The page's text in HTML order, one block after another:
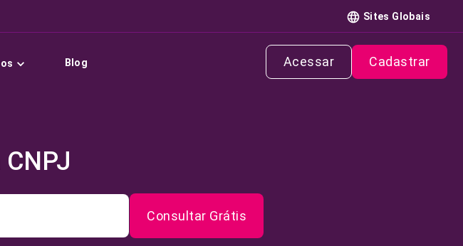
Sites Globais
Blog Acessar Cadastrar
Consultar Grátis